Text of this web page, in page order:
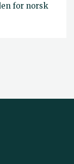
for norsk